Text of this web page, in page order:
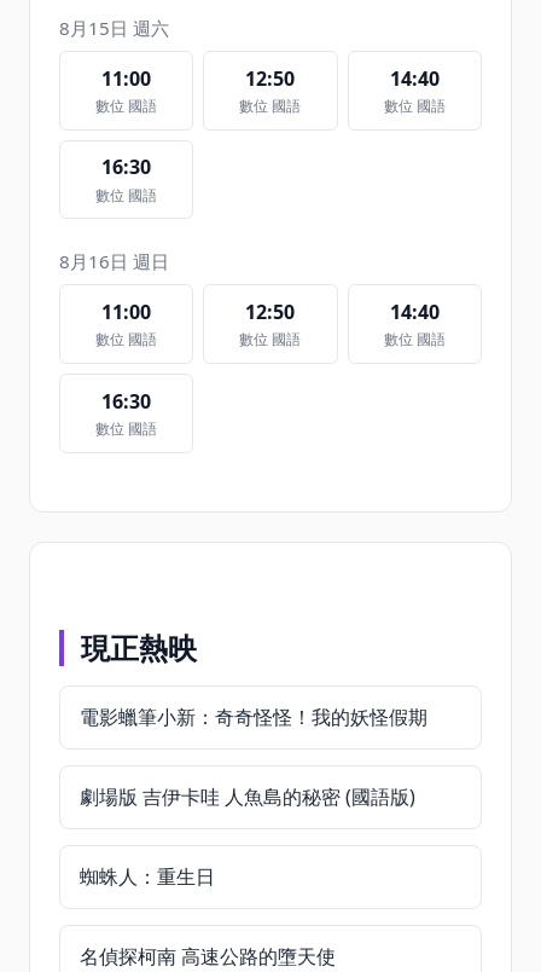
8月15日 週六
11:00
數位 國語
12:50
數位 國語
14:40
數位 國語
16:30
數位 國語
8月16日 週日
11:00
數位 國語
12:50
數位 國語
14:40
數位 國語
16:30
數位 國語
現正熱映
電影蠟筆小新：奇奇怪怪！我的妖怪假期
劇場版 吉伊卡哇 人魚島的秘密 (國語版)
蜘蛛人：重生日
名偵探柯南 高速公路的墮天使